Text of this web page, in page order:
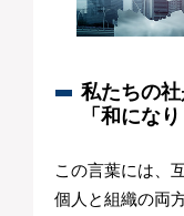
私たちの
「和にな
この言葉には、
個人と組織の両